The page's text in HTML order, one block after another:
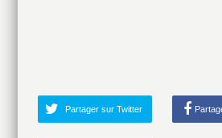
Partager sur Twitter